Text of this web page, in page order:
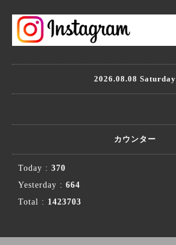
2026.08.08 Saturday
カウンター
Today : 370
Yesterday : 664
Total : 1423703